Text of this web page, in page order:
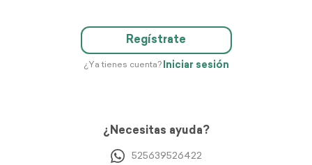
Regístrate
¿Ya tienes cuenta? Iniciar sesión
¿Necesitas ayuda?
525639526422